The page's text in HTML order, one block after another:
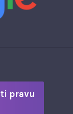
pravu